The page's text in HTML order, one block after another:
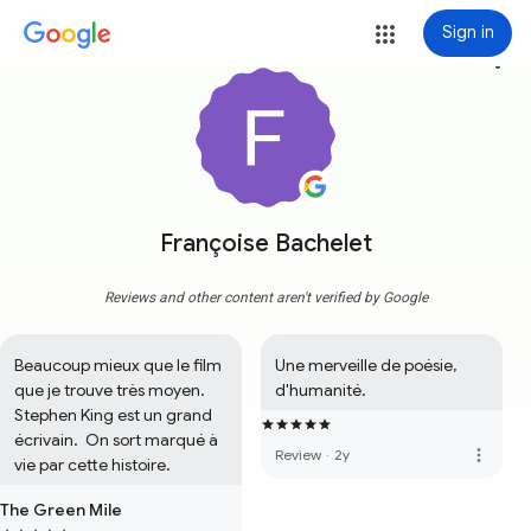
Sign in
Françoise Bachelet
more_vert
Reviews and other content aren't verified by Google
Beaucoup mieux que le film
que je trouve très moyen.
Stephen King est un grand
écrivain.  On sort marqué à
vie par cette histoire.
The Green Mile
Une merveille de poésie,
d'humanité.
Review · 2y more_vert